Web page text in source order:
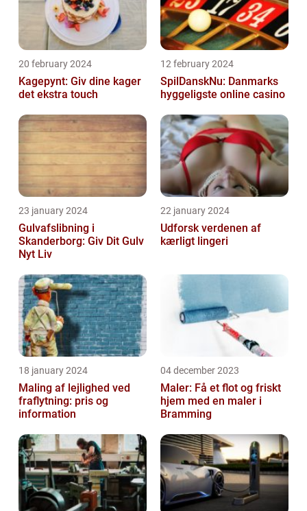
20 february 2024
Kagepynt: Giv dine kager
det ekstra touch
12 february 2024
SpilDanskNu: Danmarks
hyggeligste online casino
23 january 2024
Gulvafslibning i
Skanderborg: Giv Dit Gulv
Nyt Liv
22 january 2024
Udforsk verdenen af
kærligt lingeri
18 january 2024
Maling af lejlighed ved
fraflytning: pris og
information
04 december 2023
Maler: Få et flot og friskt
hjem med en maler i
Bramming